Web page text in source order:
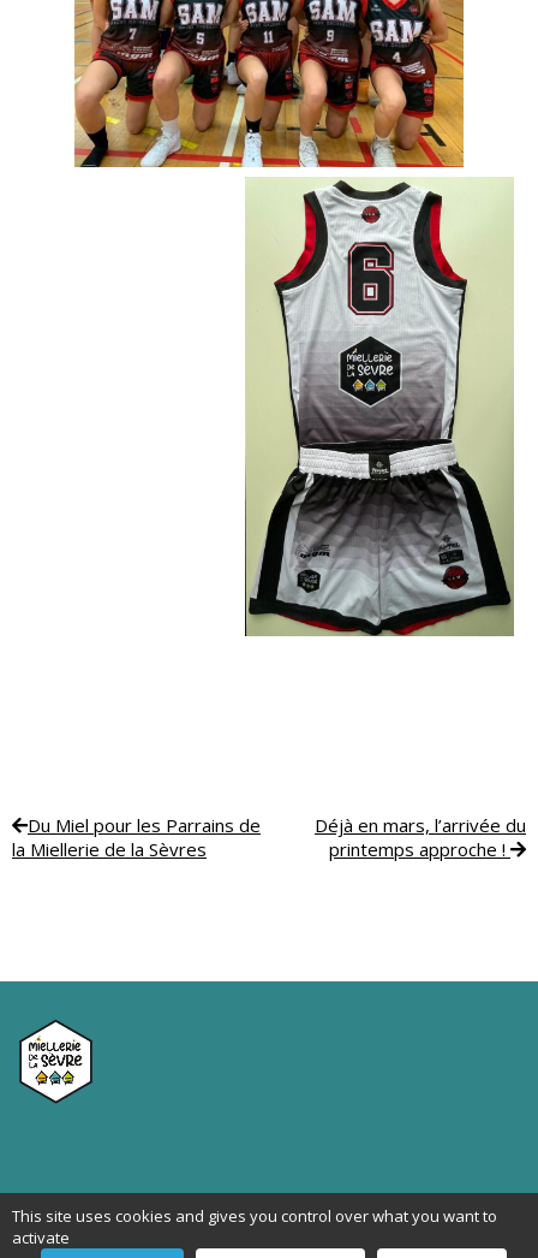
Du Miel pour les Parrains de
la Miellerie de la Sèvres
Déjà en mars, l’arrivée du
printemps approche !
06 77 43 96 28 | mielleriedelasevre@gmail.com
This site uses cookies and gives you control over what you want to
activate